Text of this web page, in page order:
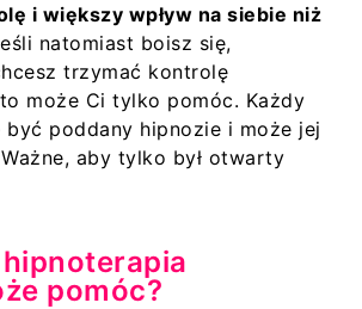
i większy wpływ na siebie niż
natomiast boisz się,
trzymać kontrolę
może Ci tylko pomóc. Każdy
być poddany hipnozie i może jej
aby tylko był otwarty
pomóc?